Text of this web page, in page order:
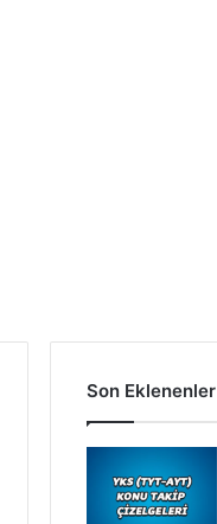
Son Eklenenler